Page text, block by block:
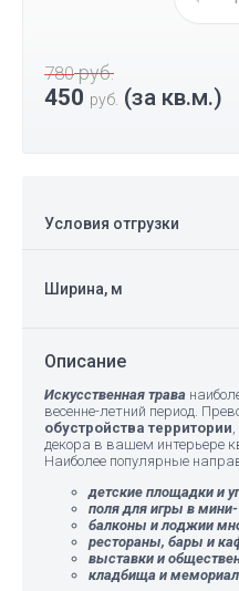
780руб.
450 руб. (за кв.м.)
Условия отгрузки
Ширина, м
Описание
Искусственная трава
весенне-летний период.
обустройства территории
декора в вашем интерьере
Наиболее популярные
детские площадки и
поля для игры в
балконы и лоджии
рестораны, бары и
выставки и
кладбища и